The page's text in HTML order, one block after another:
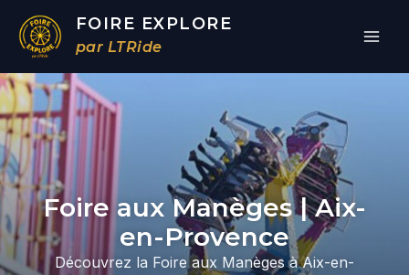
contenu
FOIRE EXPLORE
par LTRide
Par/11/03/2026
Foire aux Manèges | Aix-
en-Provence
Découvrez la Foire aux Manèges à Aix-en-